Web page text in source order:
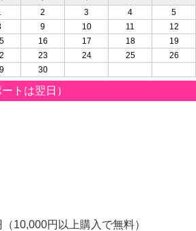
2 3 4
5
9 10 11
12
16 17 18
19
23 24 25
26
30
トは翌日）
10,000円以上購入で無料）